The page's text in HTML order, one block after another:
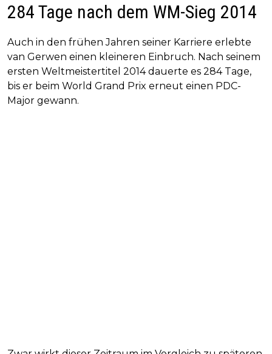
284 Tage nach dem WM-Sieg 2014
Auch in den frühen Jahren seiner Karriere erlebte
van Gerwen einen kleineren Einbruch. Nach seinem
ersten Weltmeistertitel 2014 dauerte es 284 Tage,
bis er beim World Grand Prix erneut einen PDC-
Major gewann.